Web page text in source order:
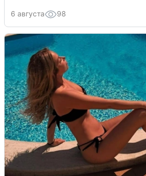
6 августа 98